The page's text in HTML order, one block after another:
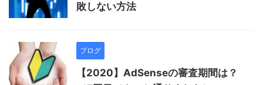
敗しない方法
ブログ
【2020】AdSenseの審査期間は？